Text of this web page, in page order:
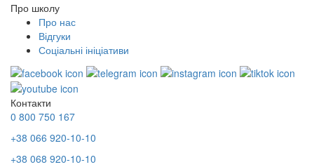
Про школу
Про нас
Відгуки
Соціальні ініціативи
Контакти
0 800 750 167
+38 066 920-10-10
+38 068 920-10-10